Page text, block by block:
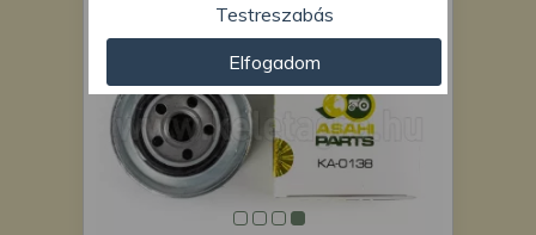
személyre szabott hirdetések és
tartalom nyújtásához, hirdetés- és
tartalomméréshez, nézettségi adatok
gyűjtéséhez, valamint termékek
kifejlesztéséhez és a termékek
javításához. Az Ön engedélyével mi és a
partnereink eszközleolvasásos
módszerrel szerzett pontos geolokációs
adatokat és azonosítási információkat
Testreszabás
Elfogadom